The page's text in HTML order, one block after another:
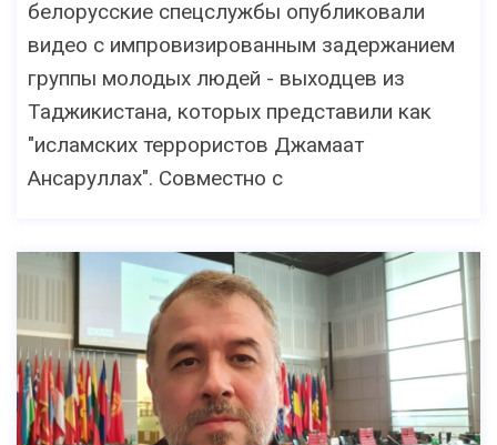
белорусские спецслужбы опубликовали
видео с импровизированным задержанием
группы молодых людей - выходцев из
Таджикистана, которых представили как
"исламских террористов Джамаат
Ансаруллах". Совместно с